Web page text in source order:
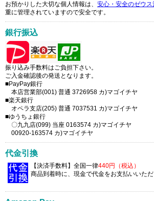
お預かりした大切な個人情報は、 安心・安全のゼウス
重に管理されていますので安全です。
銀行振込
振り込み手数料はご負担下さい。
ご入金確認後の発送となります。
■PayPay銀行
本店営業部(001) 普通 3726958 カ)マゴイチヤ
■楽天銀行
オペラ支店(205) 普通 7037531 カ)マゴイチヤ
■ゆうちょ銀行
〇九九店(099) 当座 0163574 カ)マゴイチヤ
00920-163574 カ)マゴイチヤ
代金引換
【決済手数料】全国一律440円（税込）
商品到着時に、現金で代金をお支払いいただ